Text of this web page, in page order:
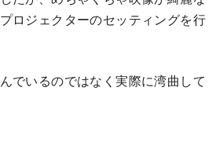
ロジェクターのセッティングを行
でいるのではなく実際に湾曲して